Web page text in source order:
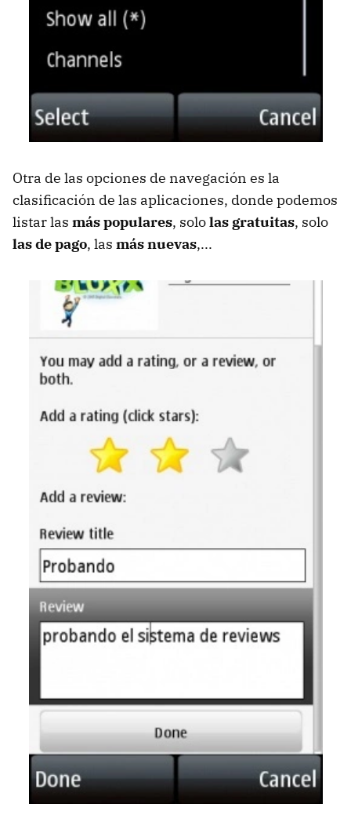
Otra de las opciones de navegación es la
clasificación de las aplicaciones, donde podemos
listar las más populares, sololas gratuitas, solo
las de pago, las más nuevas,...